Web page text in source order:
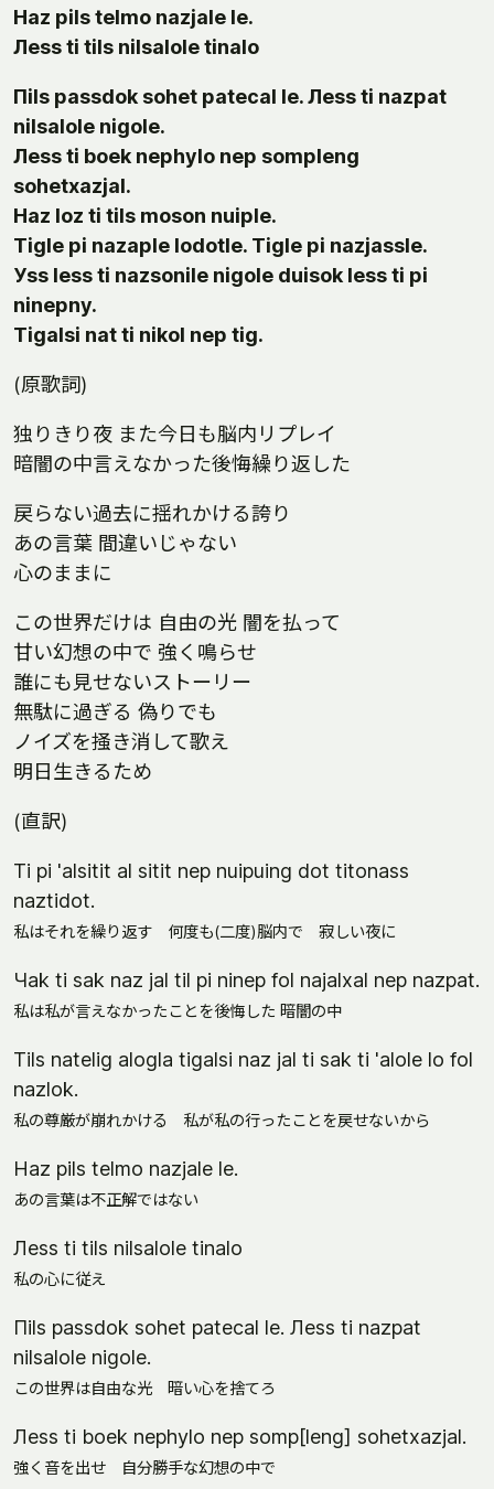
Нaz pils telmo nazjale le.
Лess ti tils nilsalole tinalo
Пils passdok sohet patecal le. Лess ti nazpat
nilsalole nigole.
Лess ti boek nephylo nep sompleng
sohetxazjal.
Нaz loz ti tils moson nuiple.
Тigle pi nazaple lodotle. Тigle pi nazjassle.
Уss less ti nazsonile nigole duisok less ti pi
ninepny.
Тigalsi nat ti nikol nep tig.
(原歌詞)
独りきり夜 また今日も脳内リプレイ
暗闇の中言えなかった後悔繰り返した
戻らない過去に揺れかける誇り
あの言葉 間違いじゃない
心のままに
この世界だけは 自由の光 闇を払って
甘い幻想の中で 強く鳴らせ
誰にも見せないストーリー
無駄に過ぎる 偽りでも
ノイズを掻き消して歌え
明日生きるため
(直訳)
Тi pi 'alsitit al sitit nep nuipuing dot titonass
naztidot.
私はそれを繰り返す 何度も(二度)脳内で 寂しい夜に
Чak ti sak naz jal til pi ninep fol najalxal nep nazpat.
私は私が言えなかったことを後悔した 暗闇の中
Тils natelig alogla tigalsi naz jal ti sak ti 'alole lo fol
nazlok.
私の尊厳が崩れかける 私が私の行ったことを戻せないから
Нaz pils telmo nazjale le.
あの言葉は不正解ではない
Лess ti tils nilsalole tinalo
私の心に従え
Пils passdok sohet patecal le. Лess ti nazpat
nilsalole nigole.
この世界は自由な光 暗い心を捨てろ
Лess ti boek nephylo nep somp[leng] sohetxazjal.
強く音を出せ 自分勝手な幻想の中で